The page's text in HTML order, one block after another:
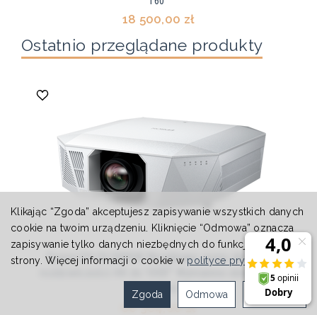
18 500,00 zł
Ostatnio przeglądane produkty
Epson EH-QL3000W Wyjątkowo jasny obraz w
rozdzielczości 4K do 1000” Wymienne obiektywy
(0.34-7.16:1)
66 304,00 zł
Klikając “Zgoda” akceptujesz zapisywanie wszystkich danych
cookie na twoim urządzeniu. Kliknięcie “Odmowa” oznacza
zapisywanie tylko danych niezbędnych do funkcjonowania
strony. Więcej informacji o cookie w polityce prywatności.
Ustawienia
Odmowa
Zgoda